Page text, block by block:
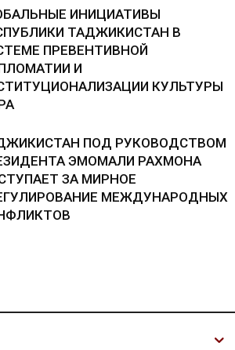
ИНИЦИАТИВЫ
ТАДЖИКИСТАН В
ПРЕВЕНТИВНОЙ
И
КУЛЬТУРЫ
ПОД РУКОВОДСТВОМ
ЭМОМАЛИ РАХМОНА
ЗА МИРНОЕ
МЕЖДУНАРОДНЫХ